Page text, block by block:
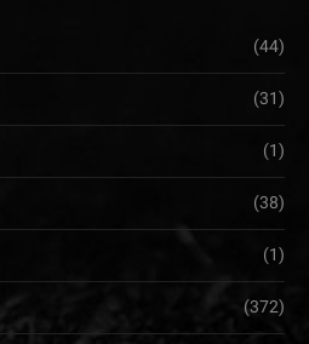
(44)
(31)
(1)
(38)
(1)
(372)